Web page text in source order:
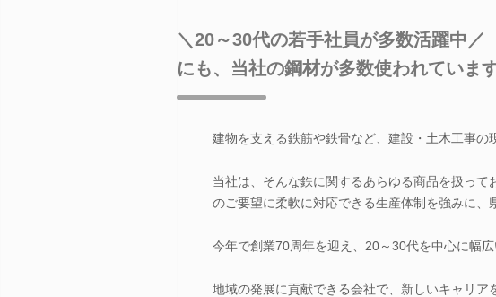
＼20～30代の若手社員が多数活躍中
にも、当社の鋼材が多数使われていま
建物を支える鉄筋や鉄骨など、建設・土木工事の
当社は、そんな鉄に関するあらゆる商品を扱っ
のご要望に柔軟に対応できる生産体制を強みに、
今年で創業70周年を迎え、20～30代を中心に幅
地域の発展に貢献できる会社で、新しいキャリア